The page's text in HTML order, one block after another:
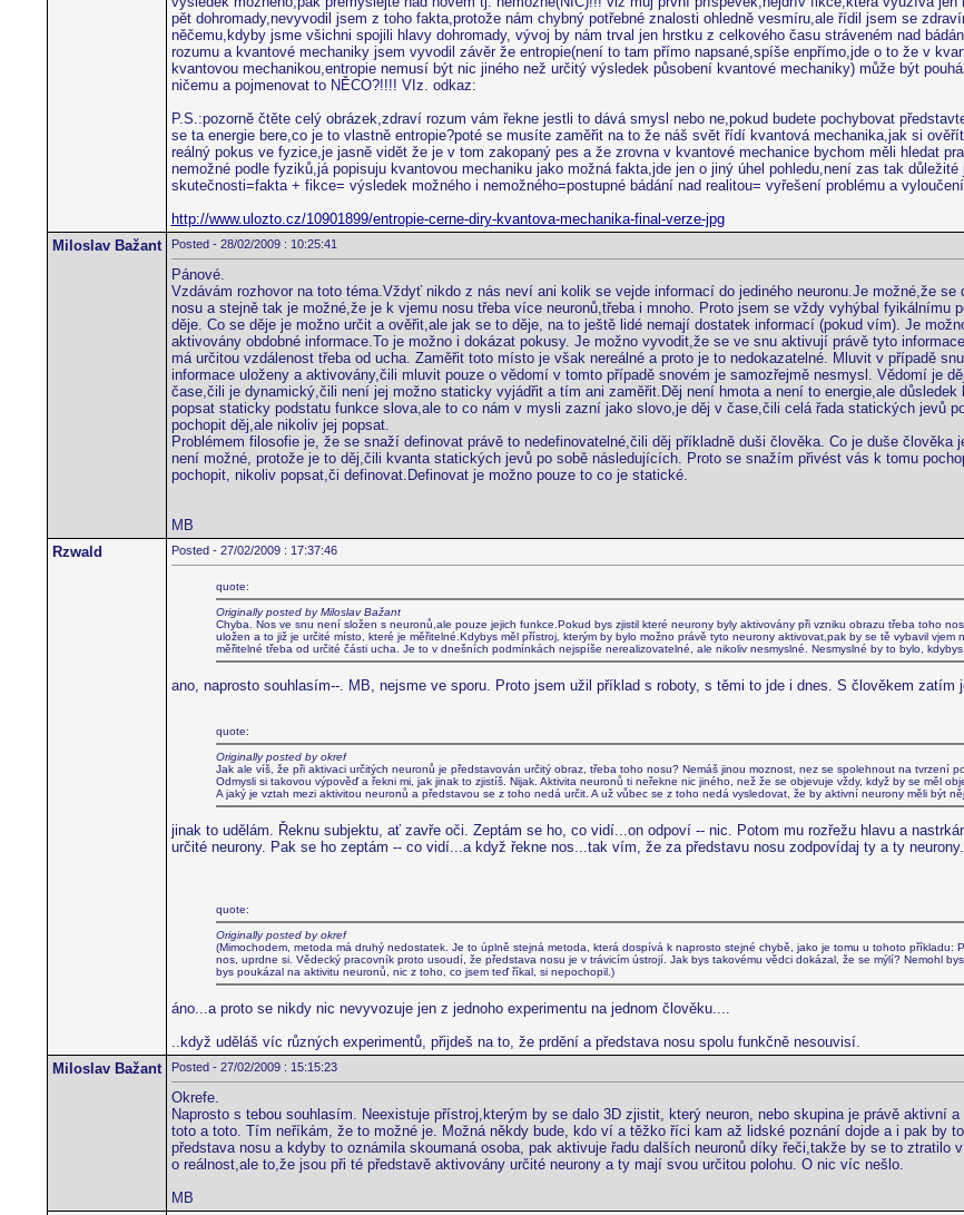
pět dohromady,nevyvodil jsem z toho fakta,protože nám chybný potřebné znalosti ohledně vesmíru,ale řídil jsem se
něčemu,kdyby jsme všichni spojili hlavy dohromady, vývoj by nám trval jen hrstku z celkového času stráveném nad
rozumu a kvantové mechaniky jsem vyvodil závěr že entropie(není to tam přímo napsané,spíše enpřímo,jde o to že v
kvantovou mechanikou,entropie nemusí být nic jiného než určitý výsledek působení kvantové mechaniky) může být
ničemu a pojmenovat to NĚCO?!!!! VIz. odkaz:
P.S.:pozorně čtěte celý obrázek,zdraví rozum vám řekne jestli to dává smysl nebo ne,pokud budete pochybovat
se ta energie bere,co je to vlastně entropie?poté se musíte zaměřit na to že náš svět řídí kvantová mechanika,jak si
reálný pokus ve fyzice,je jasně vidět že je v tom zakopaný pes a že zrovna v kvantové mechanice bychom měli hledat
nemožné podle fyziků,já popisuju kvantovou mechaniku jako možná fakta,jde jen o jiný úhel pohledu,není zas tak
skutečnosti=fakta + fikce= výsledek možného i nemožného=postupné bádání nad realitou= vyřešení problému a
http://www.ulozto.cz/10901899/entropie-cerne-diry-kvantova-mechanika-final-verze-jpg
Miloslav Bažant
Posted - 28/02/2009 : 10:25:41
Pánové.
Vzdávám rozhovor na toto téma.Vždyť nikdo z nás neví ani kolik se vejde informací do jediného neuronu.Je možné,že
nosu a stejně tak je možné,že je k vjemu nosu třeba více neuronů,třeba i mnoho. Proto jsem se vždy vyhýbal fyikálnímu
děje. Co se děje je možno určit a ověřit,ale jak se to děje, na to ještě lidé nemají dostatek informací (pokud vím). Je
aktivovány obdobné informace.To je možno i dokázat pokusy. Je možno vyvodit,že se ve snu aktivují právě tyto
má určitou vzdálenost třeba od ucha. Zaměřit toto místo je však nereálné a proto je to nedokazatelné. Mluvit v případě
informace uloženy a aktivovány,čili mluvit pouze o vědomí v tomto případě snovém je samozřejmě nesmysl. Vědomí je
čase,čili je dynamický,čili není jej možno staticky vyjádřit a tím ani zaměřit.Děj není hmota a není to energie,ale
popsat staticky podstatu funkce slova,ale to co nám v mysli zazní jako slovo,je děj v čase,čili celá řada statických jevů
pochopit děj,ale nikoliv jej popsat.
Problémem filosofie je, že se snaží definovat právě to nedefinovatelné,čili děj příkladně duši člověka. Co je duše
není možné, protože je to děj,čili kvanta statických jevů po sobě následujících. Proto se snažím přivést vás k tomu
pochopit, nikoliv popsat,či definovat.Definovat je možno pouze to co je statické.
MB
Rzwald
Posted - 27/02/2009 : 17:37:46
quote:
Originally posted by Miloslav Bažant
Chyba. Nos ve snu není složen s neuronů,ale pouze jejich funkce.Pokud bys zjistil které neurony byly aktivovány při vzniku obrazu třeba toho
uložen a to již je určité místo, které je měřitelné.Kdybys měl přístroj, kterým by bylo možno právě tyto neurony aktivovat,pak by se tě vybavil
měřitelné třeba od určité části ucha. Je to v dnešních podmínkách nejspíše nerealizovatelné, ale nikoliv nesmyslné. Nesmyslné by to bylo,
ano, naprosto souhlasím--. MB, nejsme ve sporu. Proto jsem užil příklad s roboty, s těmi to jde i dnes. S člověkem zatím
quote:
Originally posted by okref
Jak ale víš, že při aktivaci určitých neuronů je představován určitý obraz, třeba toho nosu? Nemáš jinou moznost, nez se spolehnout na tvrzení
Odmysli si takovou výpověď a řekni mi, jak jinak to zjistíš. Nijak. Aktivita neuronů ti neřekne nic jiného, než že se objevuje vždy, když by se měl
A jaký je vztah mezi aktivitou neuronů a představou se z toho nedá určit. A už vůbec se z toho nedá vysledovat, že by aktivní neurony měli být
jinak to udělám. Řeknu subjektu, ať zavře oči. Zeptám se ho, co vidí...on odpoví -- nic. Potom mu rozřežu hlavu a
určité neurony. Pak se ho zeptám -- co vidí...a když řekne nos...tak vím, že za představu nosu zodpovídaj ty a ty neurony.
quote:
Originally posted by okref
(Mimochodem, metoda má druhý nedostatek. Je to úplně stejná metoda, která dospívá k naprosto stejné chybě, jako je tomu u tohoto příkladu:
nos, uprdne si. Vědecký pracovník proto usoudí, že představa nosu je v trávicím ústrojí. Jak bys takovému vědci dokázal, že se mýlí? Nemohl
bys poukázal na aktivitu neuronů, nic z toho, co jsem teď říkal, si nepochopil.)
áno...a proto se nikdy nic nevyvozuje jen z jednoho experimentu na jednom člověku....
..když uděláš víc různých experimentů, přijdeš na to, že prdění a představa nosu spolu funkčně nesouvisí.
Miloslav Bažant
Posted - 27/02/2009 : 15:15:23
Okrefe.
Naprosto s tebou souhlasím. Neexistuje přístroj,kterým by se dalo 3D zjistit, který neuron, nebo skupina je právě
toto a toto. Tím neříkám, že to možné je. Možná někdy bude, kdo ví a těžko říci kam až lidské poznání dojde a i pak by
představa nosu a kdyby to oznámila skoumaná osoba, pak aktivuje řadu dalších neuronů díky řeči,takže by se to
o reálnost,ale to,že jsou při té představě aktivovány určité neurony a ty mají svou určitou polohu. O nic víc nešlo.
MB